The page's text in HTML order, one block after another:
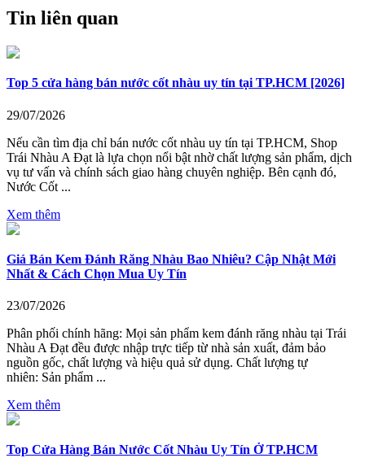
Tin liên quan
Top 5 cửa hàng bán nước cốt nhàu uy tín tại TP.HCM [2026]
29/07/2026
Nếu cần tìm địa chỉ bán nước cốt nhàu uy tín tại TP.HCM, Shop
Trái Nhàu A Đạt là lựa chọn nổi bật nhờ chất lượng sản phẩm, dịch
vụ tư vấn và chính sách giao hàng chuyên nghiệp. Bên cạnh đó,
Nước Cốt ...
Xem thêm
Giá Bán Kem Đánh Răng Nhàu Bao Nhiêu? Cập Nhật Mới
Nhất & Cách Chọn Mua Uy Tín
23/07/2026
Phân phối chính hãng: Mọi sản phẩm kem đánh răng nhàu tại Trái
Nhàu A Đạt đều được nhập trực tiếp từ nhà sản xuất, đảm bảo
nguồn gốc, chất lượng và hiệu quả sử dụng. Chất lượng tự
nhiên: Sản phẩm ...
Xem thêm
Top Cửa Hàng Bán Nước Cốt Nhàu Uy Tín Ở TP.HCM